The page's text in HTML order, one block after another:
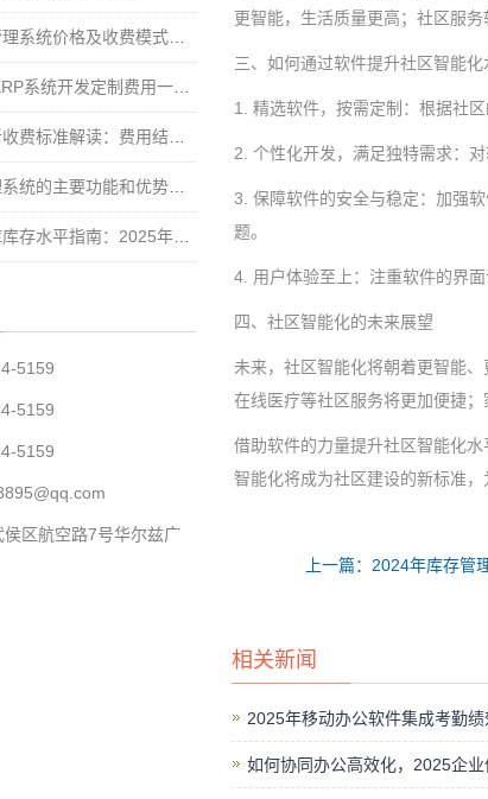
更智能，生活质量更高；社区服
三、如何通过软件提升社区智能化
1. 精选软件，按需定制：根据社
2. 个性化开发，满足独特需求：
3. 保障软件的安全与稳定：加强
题。
4. 用户体验至上：注重软件的界
四、社区智能化的未来展望
未来，社区智能化将朝着更智能
在线医疗等社区服务将更加便捷；
借助软件的力量提升社区智能化
智能化将成为社区建设的新标准，
上一篇：2024年库存管
相关新闻
2025年移动办公软件集成考勤
如何协同办公高效化，2025企
5159
5159
5159
区航空路7号华尔兹广